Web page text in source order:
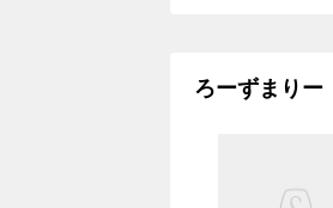
ろーずまりー